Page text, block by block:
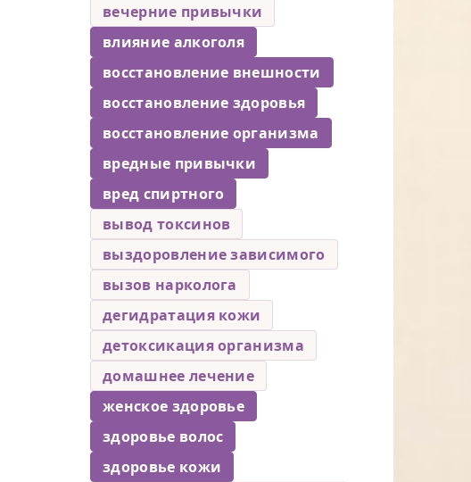
вечерние привычки
влияние алкоголя
восстановление внешности
восстановление здоровья
восстановление организма
вредные привычки
вред спиртного
вывод токсинов
выздоровление зависимого
вызов нарколога
дегидратация кожи
детоксикация организма
домашнее лечение
женское здоровье
здоровье волос
здоровье кожи